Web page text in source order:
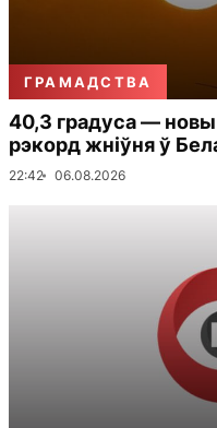
ГРАМАДСТВА
40,3 градуса —
рэкорд жніўня ў
22:42 06.08.2026